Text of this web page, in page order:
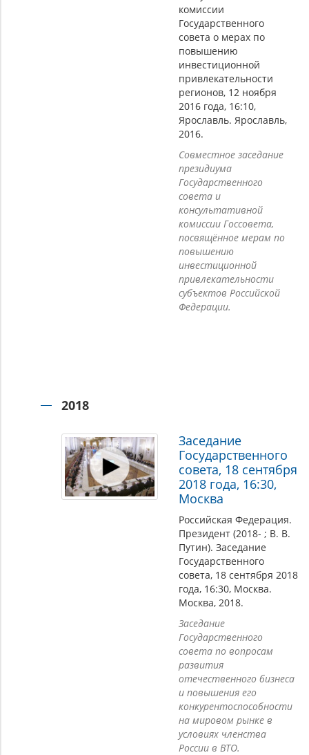
комиссии
Государственного
совета о мерах по
повышению
инвестиционной
привлекательности
регионов, 12 ноября
2016 года, 16:10,
Ярославль. Ярославль,
2016.
Совместное заседание
президиума
Государственного
совета и
консультативной
комиссии Госсовета,
посвящённое мерам по
повышению
инвестиционной
привлекательности
субъектов Российской
Федерации.
2018
Заседание
Государственного
совета, 18 сентября
2018 года, 16:30,
Москва
Российская Федерация.
Президент (2018- ; В. В.
Путин). Заседание
Государственного
совета, 18 сентября 2018
года, 16:30, Москва.
Москва, 2018.
Заседание
Государственного
совета по вопросам
развития
отечественного бизнеса
и повышения его
конкурентоспособности
на мировом рынке в
условиях членства
России в ВТО.